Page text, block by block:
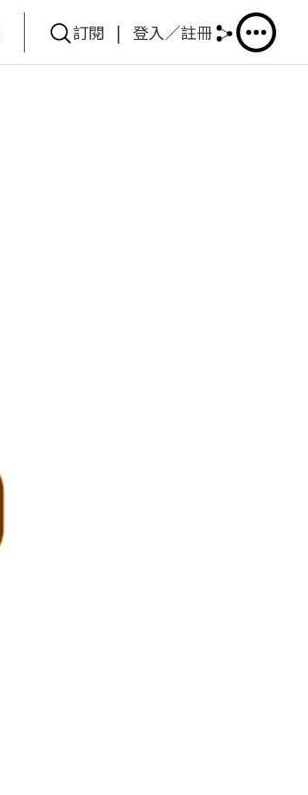
訂閱 | 登入／註冊